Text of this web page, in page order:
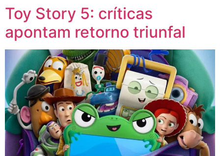
Toy Story 5: críticas
apontam retorno triunfal